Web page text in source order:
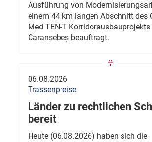
Ausführung von
einem 44 km langen Abschnitt des
Med TEN-T
Caransebeș beauftragt.
06.08.2026
Trassenpreise
Länder zu rechtlichen
bereit
Heute (06.08.2026) haben sich die